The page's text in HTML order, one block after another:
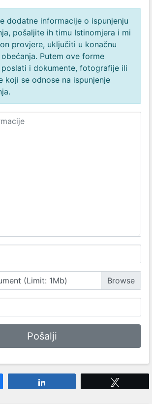
dodatne informacije o ispunjenju
pošaljite ih timu Istinomjera i mi
provjere, uključiti u konačnu
Putem ove forme
poslati i dokumente, fotografije ili
koji se odnose na ispunjenje
(Limit: 1Mb)